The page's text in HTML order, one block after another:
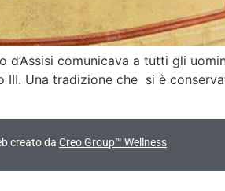
comunicava a tutti gli
III. Una tradizione che si è
creato da Creo Group™ Wellness